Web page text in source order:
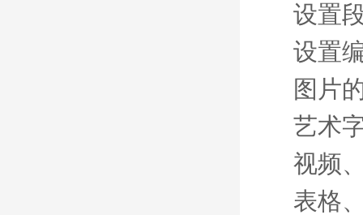
设置
设置
图片
艺术
视频
表格